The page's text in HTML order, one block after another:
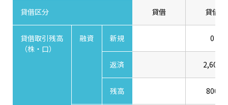
貸借区分 貸借 貸借
貸借取引残高
（株・口）
融資 新規 0
返済 2,600
残高 800